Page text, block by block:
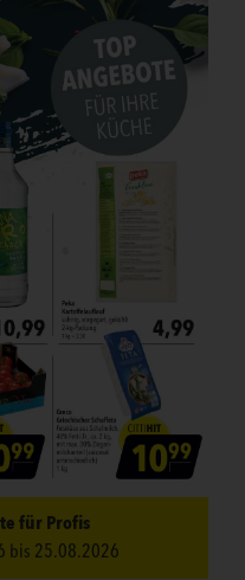
für Profis
bis 25.08.2026